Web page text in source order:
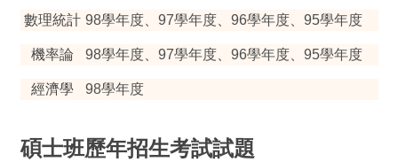
數理統計 98學年度、 97學年度、 96學年度、 95學年度
機率論 98學年度、 97學年度、 96學年度、 95學年度
經濟學 98學年度
碩士班歷年招生考試試題